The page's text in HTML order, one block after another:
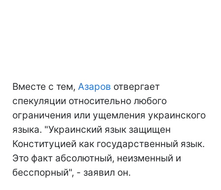
Вместе с тем, Азаров отвергает
спекуляции относительно любого
ограничения или ущемления украинского
языка. "Украинский язык защищен
Конституцией как государственный язык.
Это факт абсолютный, неизменный и
бесспорный", - заявил он.